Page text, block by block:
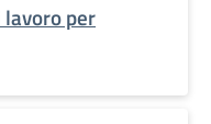
lavoro per